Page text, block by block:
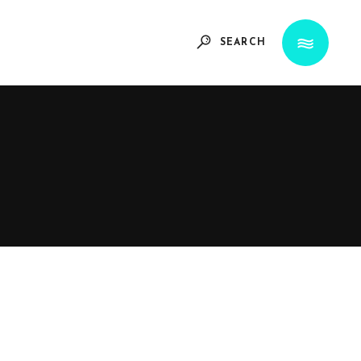
SEARCH